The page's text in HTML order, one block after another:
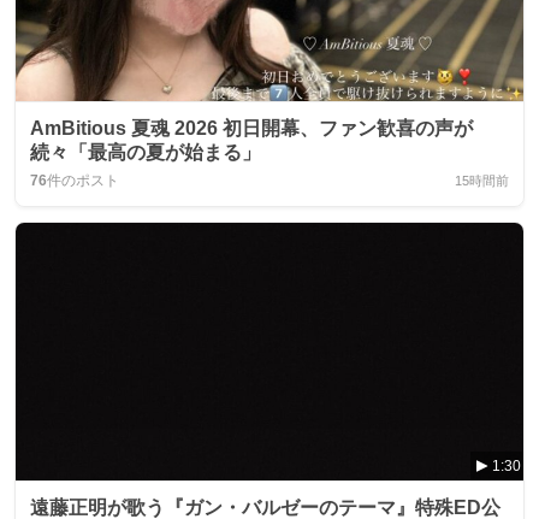
AmBitious 夏魂 2026 初日開幕、ファン歓喜の声が
続々「最高の夏が始まる」
76件のポスト 15時間前
1:30
遠藤正明が歌う『ガン・バルゼーのテーマ』特殊ED公